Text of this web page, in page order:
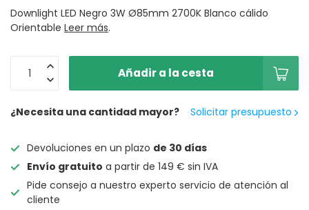
Downlight LED Negro 3W Ø85mm 2700K Blanco cálido
Orientable Leer más.
Añadir a la cesta
¿Necesita una cantidad mayor? Solicitar presupuesto
Devoluciones en un plazo de 30 días
Envío gratuito a partir de 149 € sin IVA
Pide consejo a nuestro experto servicio de atención al
cliente